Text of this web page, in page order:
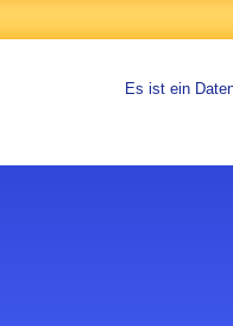
Es ist ein